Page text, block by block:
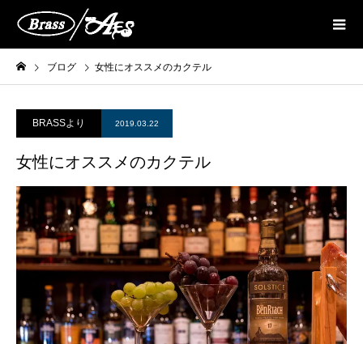
ブログ 女性にオススメのカクテル
BRASSより 2019.03.22
女性にオススメのカクテル